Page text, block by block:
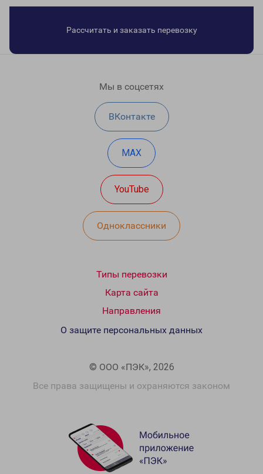
Рассчитать и заказать перевозку
Мы в соцсетях
ВКонтакте
MAX
YouTube
Одноклассники
Типы перевозки
Карта сайта
Направления
© ООО «ПЭК», 2026
Все права защищены и охраняются законом
О защите персональных данных